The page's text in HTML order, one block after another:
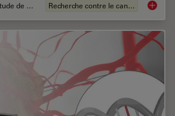
Étude de cas Recherche contre le cancer